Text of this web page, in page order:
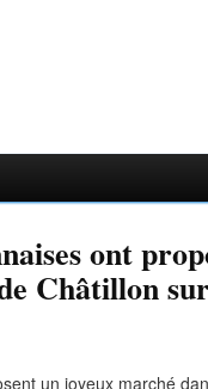
ont
Châtillon